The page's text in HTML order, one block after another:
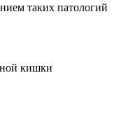
таких патологий
кишки